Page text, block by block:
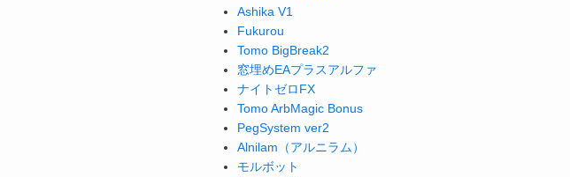
Ashika V1
Fukurou
Tomo BigBreak2
窓埋めEAプラスアルファ
ナイトゼロFX
Tomo ArbMagic Bonus
PegSystem ver2
Alnilam（アルニラム）
モルボット